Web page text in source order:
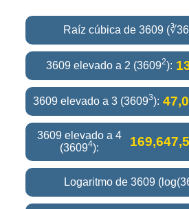
Raíz cúbica de 3609
3609 elevado a 2 (36092):
3609 elevado a 3 (36093):
3609 elevado a 4
(36094):
Logaritmo de 3609